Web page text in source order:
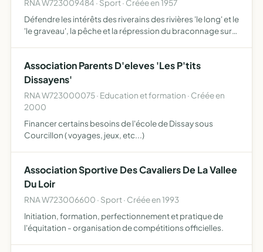
RNA W723009484 · Sport · Créée en 1957
Défendre les intérêts des riverains des rivières 'le long' et le
'le graveau', la pêche et la répression du braconnage sur
Association Parents D'eleves 'Les P'tits
Dissayens'
RNA W723000075 · Education et formation · Créée en
2000
Financer certains besoins de l'école de Dissay sous
Courcillon ( voyages, jeux, etc...)
Association Sportive Des Cavaliers De La Vallee
Du Loir
RNA W723006600 · Sport · Créée en 1993
Initiation, formation, perfectionnement et pratique de
l'équitation - organisation de compétitions officielles.